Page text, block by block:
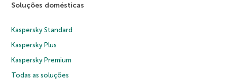
Soluções domésticas
Kaspersky Standard
Kaspersky Plus
Kaspersky Premium
Todas as soluções